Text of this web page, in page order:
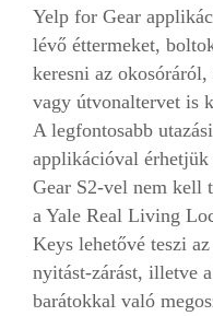
Yelp for Gear
lévő éttermeket,
keresni az
vagy útvonaltervet is
A legfontosabb
applikációval
Gear S2-vel nem kell
a Yale Real Living
Keys lehetővé teszi
nyitást-zárást, illetve
barátokkal való